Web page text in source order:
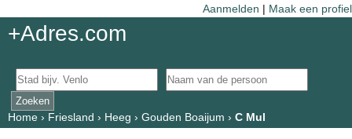
Aanmelden | Maak een profiel
+Adres.com
Home› Friesland › Heeg › Gouden Boaijum › C Mul